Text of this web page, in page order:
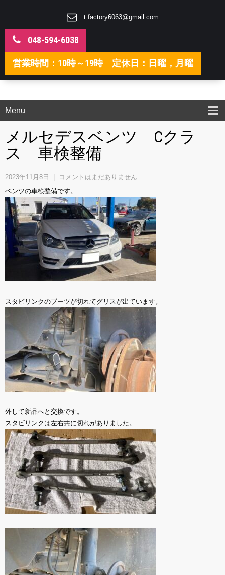
t.factory6063@gmail.com
048-594-6038
営業時間：10時～19時 定休日：日曜，月曜
Menu
メルセデスベンツ Cクラ
ス 車検整備
2023年11月8日
コメントはまだありません
ベンツの車検整備です。
スタビリンクのブーツが切れてグリスが出ています。
外して新品へと交換です。
スタビリンクは左右共に切れがありました。